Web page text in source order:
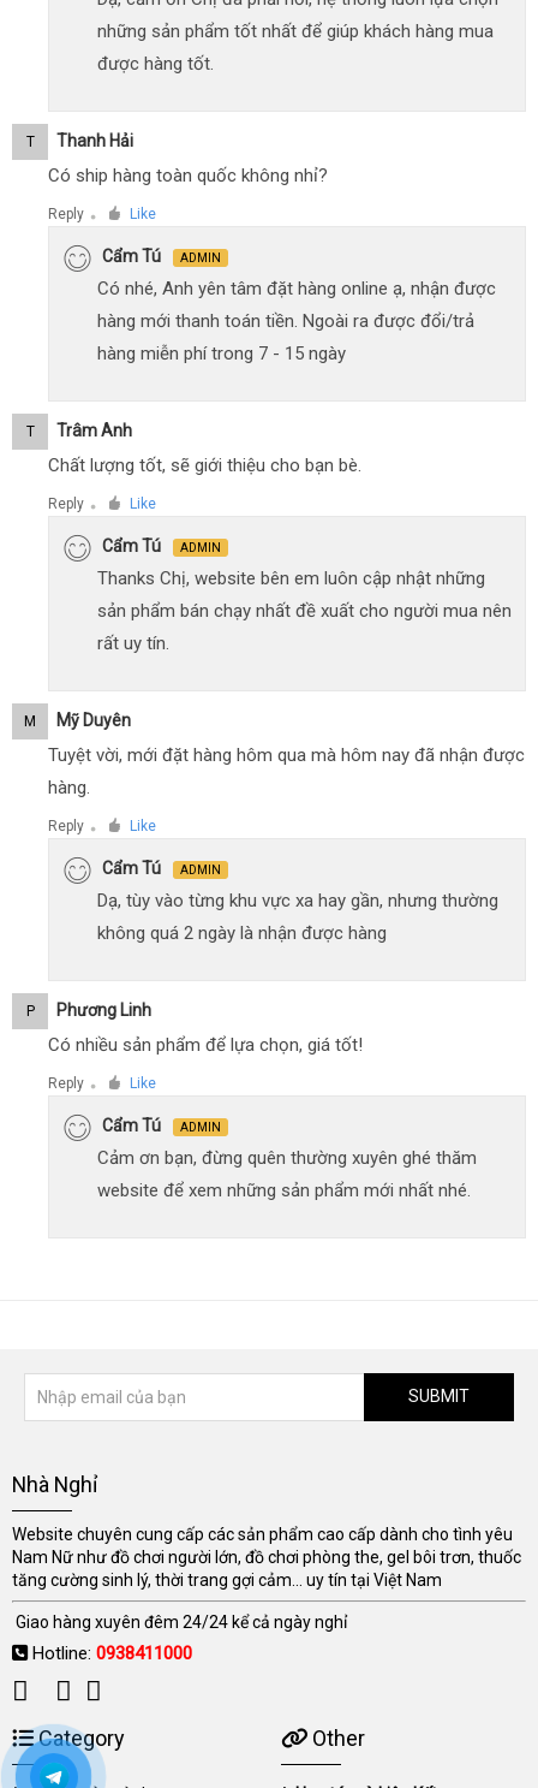
những sản phẩm tốt nhất để giúp khách hàng mua
được hàng tốt.
T Thanh Hải
Có ship hàng toàn quốc không nhỉ?
Reply ● Like
Cẩm Tú ADMIN
Có nhé, Anh yên tâm đặt hàng online ạ, nhận được
hàng mới thanh toán tiền. Ngoài ra được đổi/trả
hàng miễn phí trong 7 - 15 ngày
T Trâm Anh
Chất lượng tốt, sẽ giới thiệu cho bạn bè.
Reply ● Like
Cẩm Tú ADMIN
Thanks Chị, website bên em luôn cập nhật những
sản phẩm bán chạy nhất đề xuất cho người mua nên
rất uy tín.
M Mỹ Duyên
Tuyệt vời, mới đặt hàng hôm qua mà hôm nay đã nhận được
hàng.
Reply ● Like
Cẩm Tú ADMIN
Dạ, tùy vào từng khu vực xa hay gần, nhưng thường
không quá 2 ngày là nhận được hàng
P Phương Linh
Có nhiều sản phẩm để lựa chọn, giá tốt!
Reply ● Like
Cẩm Tú ADMIN
Cảm ơn bạn, đừng quên thường xuyên ghé thăm
website để xem những sản phẩm mới nhất nhé.
SUBMIT
Nhà Nghỉ
Website chuyên cung cấp các sản phẩm cao cấp dành cho tình yêu
Nam Nữ như đồ chơi người lớn, đồ chơi phòng the, gel bôi trơn, thuốc
tăng cường sinh lý, thời trang gợi cảm... uy tín tại Việt Nam
Giao hàng xuyên đêm 24/24 kể cả ngày nghỉ
Hotline: 0938411000
Category Other